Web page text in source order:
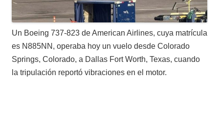
Un Boeing 737-823 de American Airlines, cuya matrícula
es N885NN, operaba hoy un vuelo desde Colorado
Springs, Colorado, a Dallas Fort Worth, Texas, cuando
la tripulación reportó vibraciones en el motor.